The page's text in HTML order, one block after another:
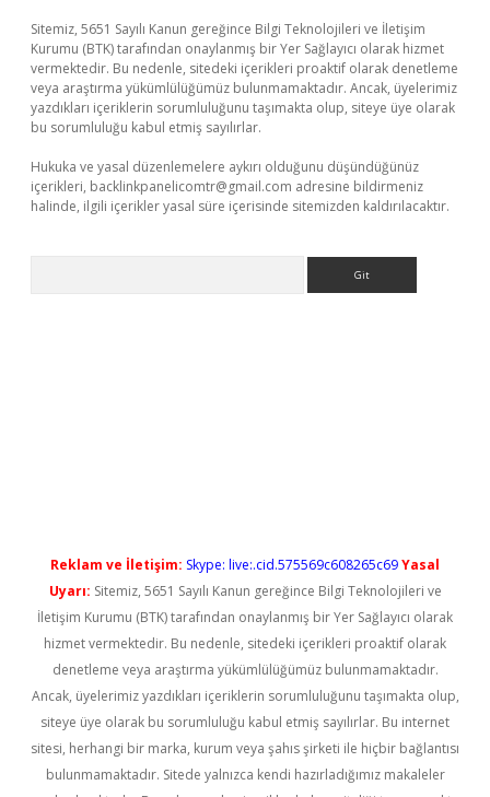
Sitemiz, 5651 Sayılı Kanun gereğince Bilgi Teknolojileri ve İletişim
Kurumu (BTK) tarafından onaylanmış bir Yer Sağlayıcı olarak hizmet
vermektedir. Bu nedenle, sitedeki içerikleri proaktif olarak denetleme
veya araştırma yükümlülüğümüz bulunmamaktadır. Ancak, üyelerimiz
yazdıkları içeriklerin sorumluluğunu taşımakta olup, siteye üye olarak
bu sorumluluğu kabul etmiş sayılırlar.
Hukuka ve yasal düzenlemelere aykırı olduğunu düşündüğünüz
içerikleri, backlinkpanelicomtr@gmail.com adresine bildirmeniz
halinde, ilgili içerikler yasal süre içerisinde sitemizden kaldırılacaktır.
Reklam ve İletişim: Skype: live:.cid.575569c608265c69Yasal
Uyarı: Sitemiz, 5651 Sayılı Kanun gereğince Bilgi Teknolojileri ve
İletişim Kurumu (BTK) tarafından onaylanmış bir Yer Sağlayıcı olarak
hizmet vermektedir. Bu nedenle, sitedeki içerikleri proaktif olarak
denetleme veya araştırma yükümlülüğümüz bulunmamaktadır.
Ancak, üyelerimiz yazdıkları içeriklerin sorumluluğunu taşımakta olup,
siteye üye olarak bu sorumluluğu kabul etmiş sayılırlar. Bu internet
sitesi, herhangi bir marka, kurum veya şahıs şirketi ile hiçbir bağlantısı
bulunmamaktadır. Sitede yalnızca kendi hazırladığımız makaleler